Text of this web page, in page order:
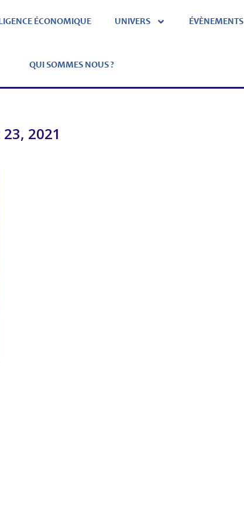
ÉCONOMIQUE UNIVERS ÉVÈNEMENTS
QUI SOMMES NOUS ?
2021